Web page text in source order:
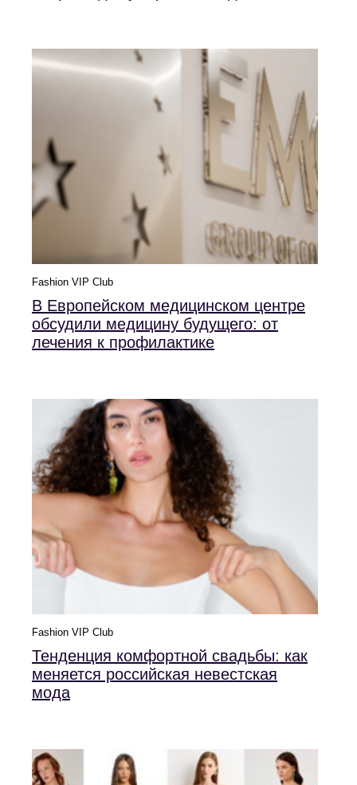
Fashion VIP Club
В Европейском медицинском центре
обсудили медицину будущего: от
лечения к профилактике
Fashion VIP Club
Тенденция комфортной свадьбы: как
меняется российская невестская
мода